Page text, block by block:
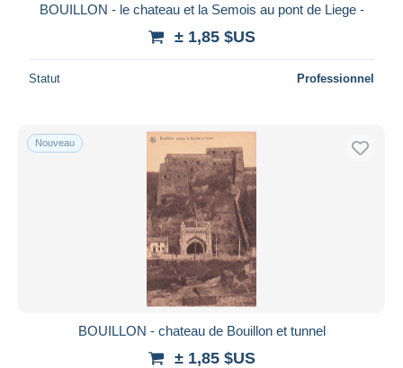
BOUILLON - le chateau et la Semois au pont de Liege -
± 1,85 $US
Statut Professionnel
Nouveau
BOUILLON - chateau de Bouillon et tunnel
± 1,85 $US